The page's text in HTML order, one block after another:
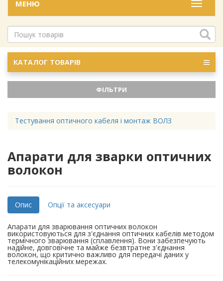
Меню
МЕНЮ
КАТАЛОГ ТОВАРІВ
ФІЛЬТРИ
Тестування оптичного кабеля і монтаж ВОЛЗ
Апарати для зварки оптичних
волокон
Опис Опції та аксесуари
Апарати для зварювання оптичних волокон
використовуються для з'єднання оптичних кабелів методом
термічного зварювання (сплавлення). Вони забезпечують
надійне, довговічне та майже безвтратне з'єднання
волокон, що критично важливо для передачі даних у
телекомунікаційних мережах.